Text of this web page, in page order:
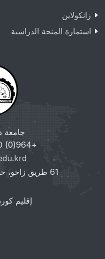
زانکولاین
استمارة المنحة الدراسية
جامعة
+964(0) 750 733 2080
61 طريق زاخو، حي مازي، دهوك 1006،
إقليم